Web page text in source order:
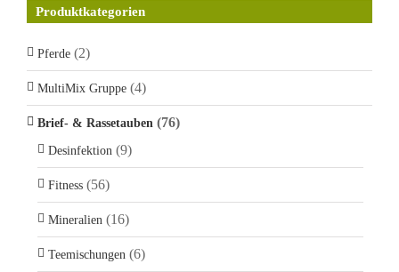
Produktkategorien
Pferde (2)
MultiMix Gruppe (4)
Brief- & Rassetauben (76)
Desinfektion (9)
Fitness (56)
Mineralien (16)
Teemischungen (6)